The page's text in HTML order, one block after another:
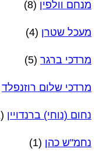
מנחם וולפין (8)
מעכל שטרן (4)
מרדכי ברגר (5)
מרדכי שלום רוזנפלד
נחום (נוחי) ברנדויין (1)
נחמ"ש כהן (1)